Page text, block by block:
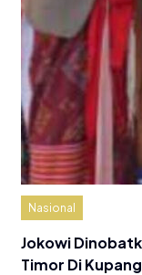
Nasional
Jokowi
Timor Di Kupang